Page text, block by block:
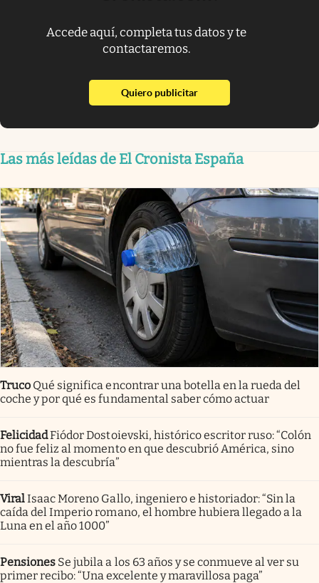
Accede aquí, completa tus datos y te
contactaremos.
Quiero publicitarabre en nueva pestaña
Las más leídas de El Cronista España
Truco Qué significa encontrar una botella en la rueda del
coche y por qué es fundamental saber cómo actuar
FelicidadFiódor Dostoievski, histórico escritor ruso: “Colón
no fue feliz al momento en que descubrió América, sino
mientras la descubría”
ViralIsaac Moreno Gallo, ingeniero e historiador: “Sin la
caída del Imperio romano, el hombre hubiera llegado a la
Luna en el año 1000”
Pensiones Se jubila a los 63 años y se conmueve al ver su
primer recibo: “Una excelente y maravillosa paga”